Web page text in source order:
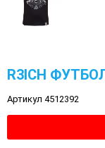
R3ICH
Артикул 4512392